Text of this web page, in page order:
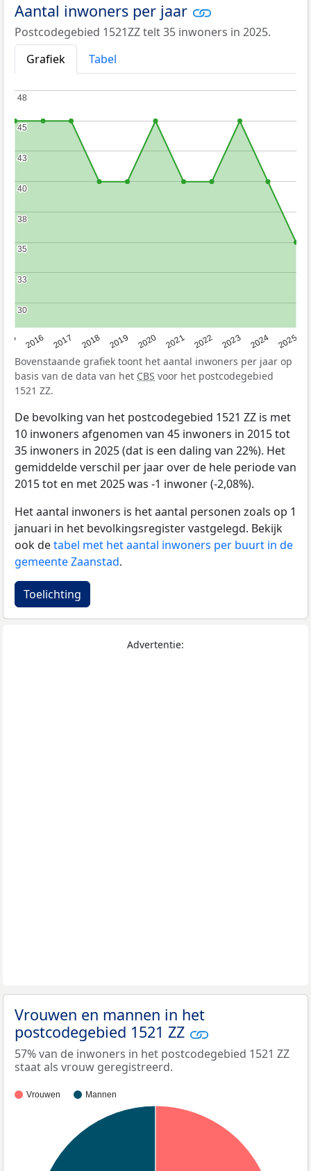
Aantal inwoners per jaar
Postcodegebied 1521ZZ telt 35 inwoners in 2025.
Grafiek
Tabel
2016 2017 2018 2019 2020 2021 2022 2023 2024 2025
30
30
33
33
35
35
38
38
40
40
43
43
45
45
48
48
Bovenstaande grafiek toont het aantal inwoners per jaar op
basis van de data van het CBS voor het postcodegebied
1521 ZZ.
De bevolking van het postcodegebied 1521 ZZ is met
10 inwoners afgenomen van 45 inwoners in 2015 tot
35 inwoners in 2025 (dat is een daling van 22%). Het
gemiddelde verschil per jaar over de hele periode van
2015 tot en met 2025 was -1 inwoner (-2,08%).
Het aantal inwoners is het aantal personen zoals op 1
januari in het bevolkingsregister vastgelegd. Bekijk
ook detabel met het aantal inwoners per buurt in de
gemeente Zaanstad.
Toelichting
Advertentie:
Vrouwen en mannen in het
postcodegebied 1521 ZZ
57% van de inwoners in het postcodegebied 1521 ZZ
staat als vrouw geregistreerd.
Vrouwen Mannen